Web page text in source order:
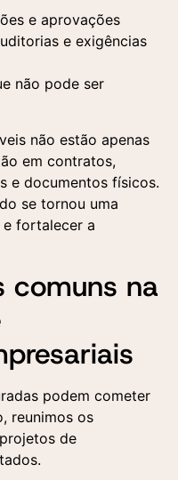
e aprovações
e exigências
não pode ser
não estão apenas
em contratos,
e documentos físicos.
se tornou uma
fortalecer a
comuns na
podem cometer
reunimos os
de